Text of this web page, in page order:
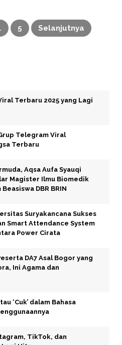
5 Selanjutnya
Terbaru 2025 yang Lagi
Telegram Viral
Terbaru
Aqsa Aufa Syauqi
Magister Ilmu Biomedik
DBR BRIN
Suryakancana Sukses
Smart Attendance System
Power Cirata
DA7 Asal Bogor yang
Ini Agama dan
‘Cuk’ dalam Bahasa
TikTok, dan